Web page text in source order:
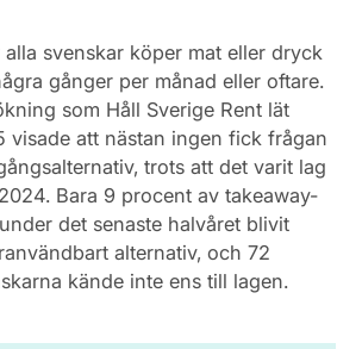
svenskar köper mat eller dryck
gånger per månad eller oftare.
som Håll Sverige Rent lät
visade att nästan ingen fick frågan
trots att det varit lag
Bara 9 procent av takeaway-
det senaste halvåret blivit
alternativ, och 72
kände inte ens till lagen.